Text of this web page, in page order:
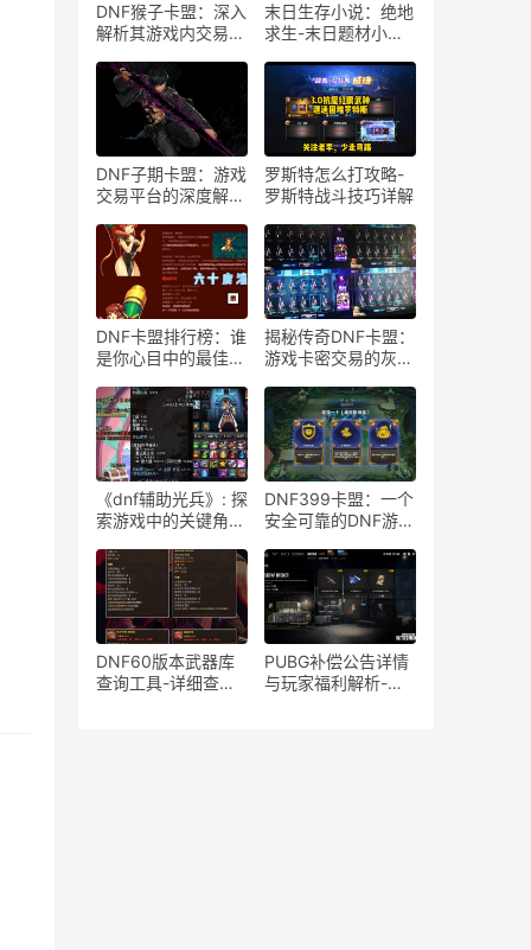
DNF猴子卡盟：深入
解析其游戏内交易与
卡盟：游戏交易安全
与效率探讨
末日生存小说：绝地
求生-末日题材小说
DNF子期卡盟：游戏
交易平台的深度解
易安全性及用户体验
评价
罗斯特怎么打攻略-
罗斯特战斗技巧详解
DNF卡盟排行榜：谁
是你心目中的最佳卡
卡盟市场的多样性：
各平台比较分析
揭秘传奇DNF卡盟：
游戏卡密交易的灰色
卡密交易安全性与风
险探讨
《dnf辅助光兵》: 探
索游戏中的关键角色
深度解析与战斗优化
策略
DNF399卡盟：一个
安全可靠的DNF游戏
DNF399卡盟：为您
提供便捷、安全的
DNF游戏虚拟物品交
易
DNF60版本武器库
查询工具-详细查询
PUBG补偿公告详情
与玩家福利解析-